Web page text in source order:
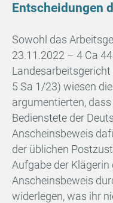
Entscheidungen
Sowohl das
23.11.2022 – 4 Ca
5 Sa 1/23) wiesen
argumentierten,
Bedienstete der
Anscheinsbeweis
der üblichen
Aufgabe der Klägerin
Anscheinsbeweis
widerlegen, was ihr